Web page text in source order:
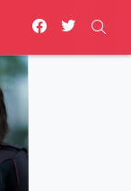
facebooktwitter